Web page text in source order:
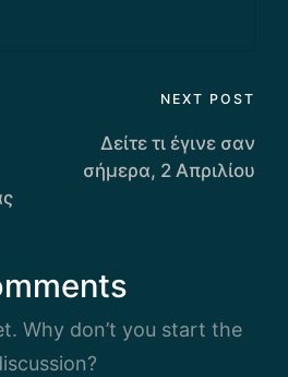
NEXT POST
Δείτε τι έγινε σαν
σήμερα, 2 Απριλίου
Why don’t you start the